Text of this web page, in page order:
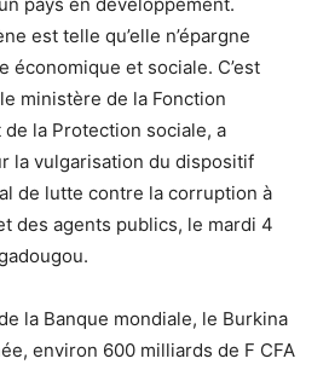
est telle qu’elle n’épargne
économique et sociale. C’est
ministère de la Fonction
la Protection sociale, a
la vulgarisation du dispositif
de lutte contre la corruption à
des agents publics, le mardi 4
la Banque mondiale, le Burkina
environ 600 milliards de F CFA